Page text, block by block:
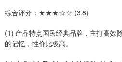
综合评分：★★★☆☆ (3.8)
(1) 产品特点国民经典品牌，主打高效
的记忆，性价比极高。